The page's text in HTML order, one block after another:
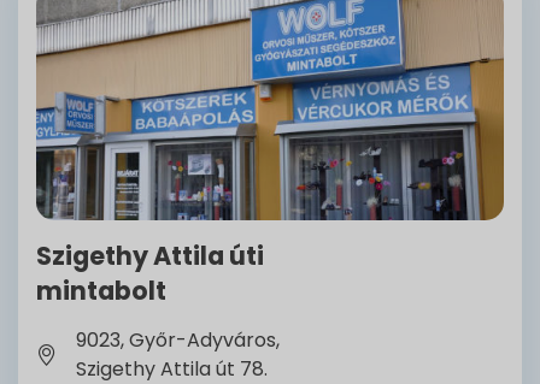
Szigethy Attila úti
mintabolt
9023, Győr-Adyváros,
Szigethy Attila út 78.